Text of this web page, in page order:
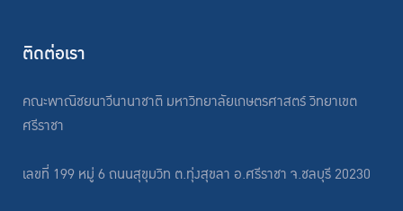
ติดต่อเรา
คณะพาณิชยนาวีนานาชาติ มหาวิทยาลัยเกษตรศาสตร์ วิทยาเขต
ศรีราชา
เลขที่ 199 หมู่ 6 ถนนสุขุมวิท ต.ทุ่งสุขลา อ.ศรีราชา จ.ชลบุรี 20230